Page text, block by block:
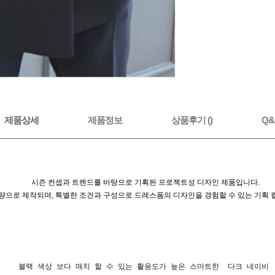
제품상세 제품정보 상품후기 ()
시즌 컨셉과 트렌드를 바탕으로 기획된 프로젝트성 디자인 제품입니다.
으로 제작되며, 특별한 조건과 구성으로 드레스폼의 디자인을 경험할 수 있는 기획
블랙 색상 보다 매치 할 수 있는 활용도가 높은 스마트한 다크 네이비